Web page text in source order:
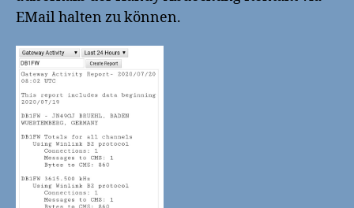
EMail halten zu können.